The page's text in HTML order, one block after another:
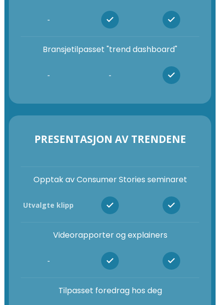
-
Bransjetilpasset "trend dashboard"
- -
PRESENTASJON AV TRENDENE
Opptak av Consumer Stories seminaret
Utvalgte klipp
Videorapporter og explainers
-
Tilpasset foredrag hos deg